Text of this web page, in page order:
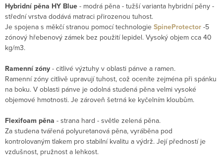
Hybridní pěna HY Blue - modrá pěna - tužší varianta hybridní pěny -
střední vrstva dodává matraci přirozenou tuhost.
Je spojena s měkčí stranou pomocí technologie SpineProtector -5
zónový hřebenový zámek bez použití lepidel. Vysoký objem cca 40
kg/m3.
Ramenní zóny - citlivé výztuhy v oblasti pánve a ramen.
Ramenní zóny citlivě upravují tuhost, což oceníte zejména při spánku
na boku. V oblasti pánve je odolná studená pěna velmi vysoké
objemové hmotnosti. Je zároveň šetrná ke kyčelním kloubům.
Flexifoam pěna - strana hard - světle zelená pěna.
Za studena tvářená polyuretanová pěna, vyráběna pod
kontrolovaným tlakem pro stabilní kvalitu a výdrž. Její předností je
vzdušnost, pružnost a lehkost.